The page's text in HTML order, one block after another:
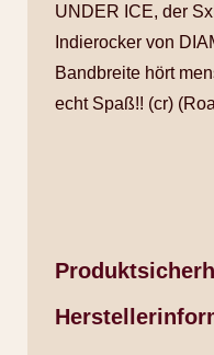
UNDER ICE, der
Indierocker von
Bandbreite hört
echt Spaß!! (cr)